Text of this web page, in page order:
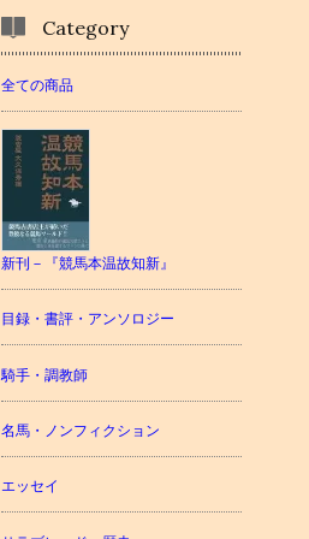
Category
全ての商品
新刊－『競馬本温故知新』
目録・書評・アンソロジー
騎手・調教師
名馬・ノンフィクション
エッセイ